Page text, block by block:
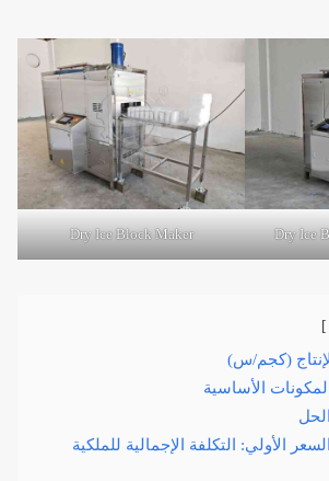
Dry Ice
Dry Ice Block Maker
الأولي: التكلفة الإجمالية للملكية